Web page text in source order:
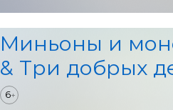
Миньоны и
& Три добрых
6+